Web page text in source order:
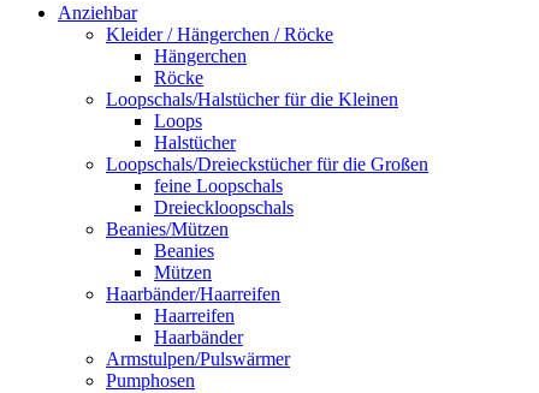
Anziehbar
Kleider / Hängerchen / Röcke
Hängerchen
Röcke
Loopschals/Halstücher für die Kleinen
Loops
Halstücher
Loopschals/Dreieckstücher für die Großen
feine Loopschals
Dreieckloopschals
Beanies/Mützen
Beanies
Mützen
Haarbänder/Haarreifen
Haarreifen
Haarbänder
Armstulpen/Pulswärmer
Pumphosen